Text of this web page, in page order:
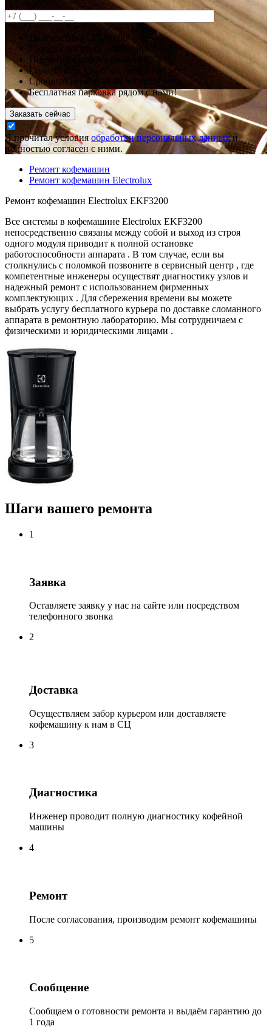
Диагностика -1500р 0р
Выезд и доставка -
1000р0р
Подменная кофемашина - 2000р0р
Гарантия
от 3 до 6 мес от 6 до 24 мес.
Срочный ремонт за
48 часов
24 часа
Бесплатная парковка рядом с нами!
Заказать сейчас
Я прочитал условия обработки персональных данныхи
полностью согласен с ними.
Ремонт кофемашин
Ремонт кофемашин Electrolux
Ремонт кофемашин Electrolux EKF3200
Все системы в кофемашине Electrolux EKF3200
непосредственно связаны между собой и выход из строя
одного модуля приводит к полной остановке
работоспособности аппарата . В том случае, если вы
столкнулись с поломкой позвоните в сервисный центр , где
компетентные инженеры осуществят диагностику узлов и
надежный ремонт с использованием фирменных
комплектующих . Для сбережения времени вы можете
выбрать услугу бесплатного курьера по доставке сломанного
аппарата в ремонтную лабораторию. Мы сотрудничаем с
физическими и юридическими лицами .
Шаги вашего ремонта
1
Заявка
Оставляете заявку у нас на сайте или посредством
телефонного звонка
2
Доставка
Осуществляем забор курьером или доставляете
кофемашину к нам в СЦ
3
Диагностика
Инженер проводит полную диагностику кофейной
машины
4
Ремонт
После согласования, производим ремонт кофемашины
5
Сообщение
Сообщаем о готовности ремонта и выдаём гарантию до
1 года